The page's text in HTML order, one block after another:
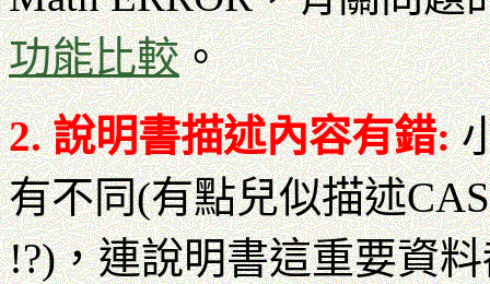
功能比較。
2. 說明書描述內容有錯:
有不同(有點兒似描述
!?)，連說明書這重要資